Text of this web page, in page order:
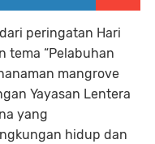
peringatan Hari
tema “Pelabuhan
mangrove
Yayasan Lentera
yang
hidup dan